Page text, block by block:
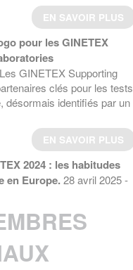
EN SAVOIR PLUS
pour les GINETEX
GINETEX Supporting
clés pour les tests
désormais identifiés par un
EN SAVOIR PLUS
2024 : les habitudes
en Europe. 28 avril 2025 -
EN SAVOIR PLUS
LINGE – Quelle